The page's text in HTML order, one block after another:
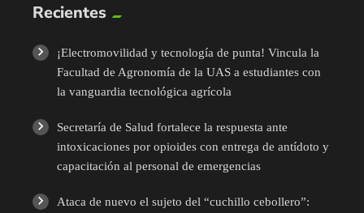
Recientes
¡Electromovilidad y tecnología de punta! Vincula la
Facultad de Agronomía de la UAS a estudiantes con
la vanguardia tecnológica agrícola
Secretaría de Salud fortalece la respuesta ante
intoxicaciones por opioides con entrega de antídoto y
capacitación al personal de emergencias
Ataca de nuevo el sujeto del “cuchillo cebollero”: